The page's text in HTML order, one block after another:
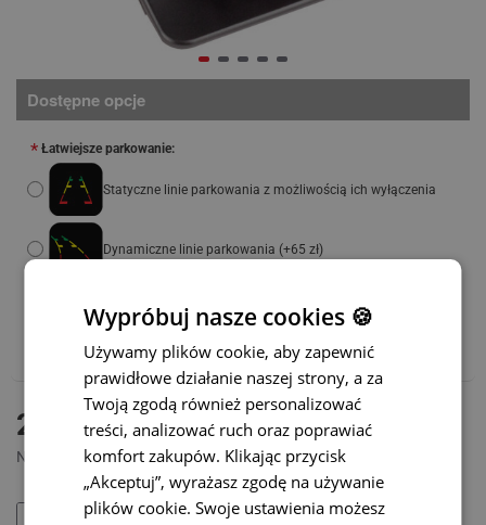
265 zł
Netto: 215,45 zł
DOSTĘPNY
MODEL: SC-111
Dostępne opcje
Łatwiejsze parkowanie:
Statyczne linie parkowania z możliwością ich wyłączenia
Dynamiczne linie parkowania (+65 zł)
PROMOCYJNA(+165 zł)
Wypróbuj nasze cookies 🍪
Używamy plików cookie, aby zapewnić
prawidłowe działanie naszej strony, a za
Twoją zgodą również personalizować
treści, analizować ruch oraz poprawiać
komfort zakupów. Klikając przycisk
„Akceptuj”, wyrażasz zgodę na używanie
plików cookie. Swoje ustawienia możesz